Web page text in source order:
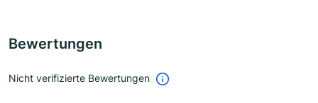
Bewertungen
Nicht verifizierte Bewertungen